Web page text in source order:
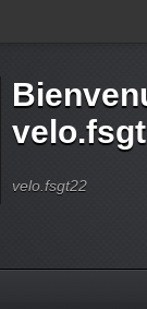
velo.fsgt22